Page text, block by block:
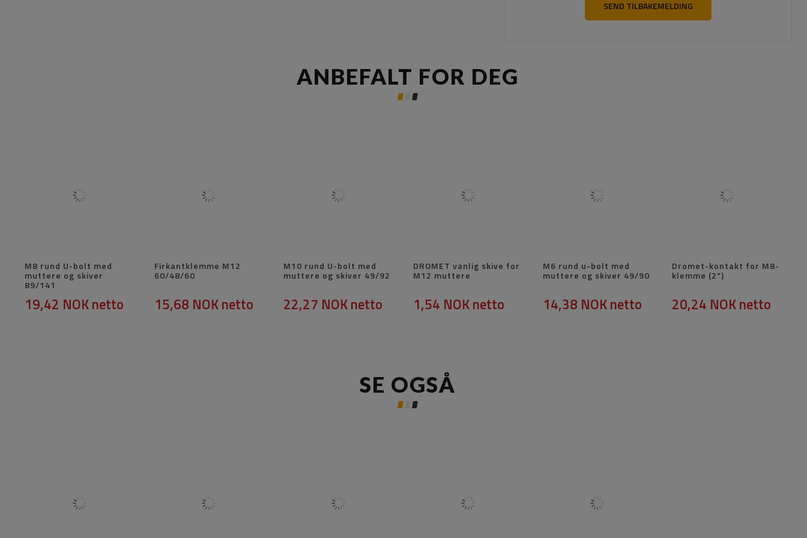
SEND TILBAKEMELDING
ANBEFALT FOR DEG
M8 rund U-bolt med
muttere og skiver
89/141
19,42 NOKnetto
Firkantklemme M12
60/48/60
15,68 NOKnetto
M10 rund U-bolt med
muttere og skiver 49/92
22,27 NOKnetto
DROMET vanlig skive for
M12 muttere
1,54 NOKnetto
M6 rund u-bolt med
muttere og skiver 49/90
14,38 NOKnetto
Dromet-kontakt for M8-
klemme (2")
20,24 NOKnetto
SE OGSÅ